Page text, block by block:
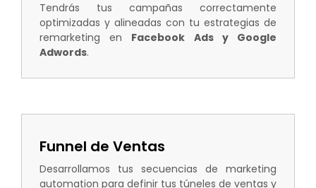
Tendrás tus campañas correctamente
optimizadas y alineadas con tu estrategias de
remarketing en Facebook Ads y Google
Adwords.
Funnel de Ventas
Desarrollamos tus secuencias de marketing
automation para definir tus túneles de ventas y